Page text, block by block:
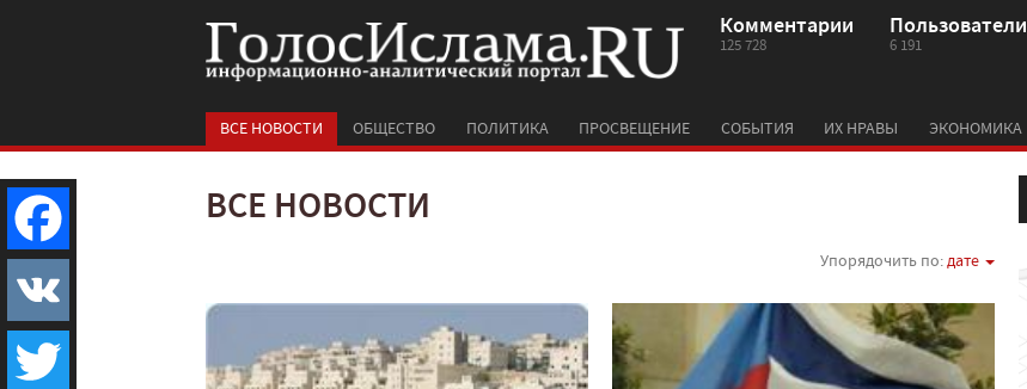
Комментарии
125 728
Пользователи
6 191
ВСЕ НОВОСТИ ОБЩЕСТВО ПОЛИТИКА ПРОСВЕЩЕНИЕ СОБЫТИЯ ИХ НРАВЫ ЭКОНОМИКА
ВСЕ НОВОСТИ
Упорядочить по:дате
Facebook
VK